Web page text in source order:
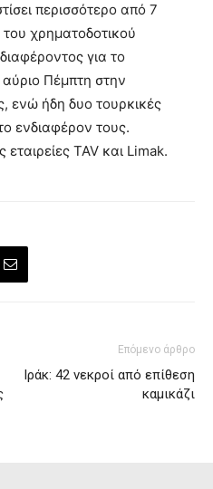
περισσότερο από 7
χρηματοδοτικού
για το
αύριο Πέμπτη στην
ενώ ήδη δυο τουρκικές
ενδιαφέρον τους.
εταιρείες TAV και Limak.
Επόμενο άρθρο
Ιράκ: 42 νεκροί από επίθεση
καμικάζι